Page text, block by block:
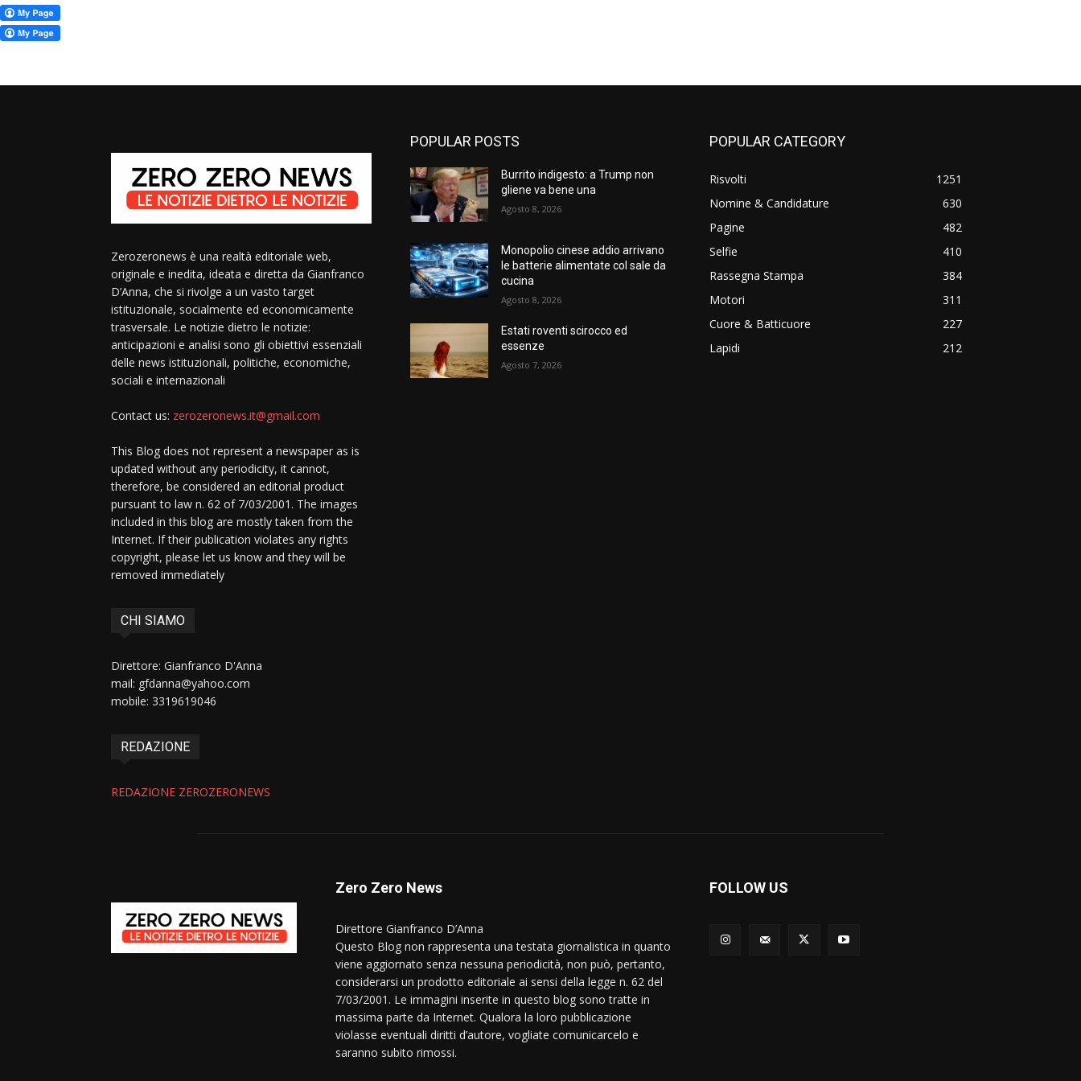
Zerozeronews è una realtà editoriale web,
originale e inedita, ideata e diretta da Gianfranco
D’Anna, che si rivolge a un vasto target
istituzionale, socialmente ed economicamente
trasversale. Le notizie dietro le notizie:
anticipazioni e analisi sono gli obiettivi essenziali
delle news istituzionali, politiche, economiche,
sociali e internazionali
Contact us: zerozeronews.it@gmail.com
This Blog does not represent a newspaper as is
updated without any periodicity, it cannot,
therefore, be considered an editorial product
pursuant to law n. 62 of 7/03/2001. The images
included in this blog are mostly taken from the
Internet. If their publication violates any rights
copyright, please let us know and they will be
removed immediately
CHI SIAMO
Direttore: Gianfranco D'Anna
mail: gfdanna@yahoo.com
mobile: 3319619046
REDAZIONE
REDAZIONE ZEROZERONEWS
POPULAR POSTS
Burrito indigesto: a Trump non
gliene va bene una
Agosto 8, 2026
Monopolio cinese addio arrivano
le batterie alimentate col sale da
cucina
Agosto 8, 2026
Estati roventi scirocco ed
essenze
Agosto 7, 2026
POPULAR CATEGORY
Risvolti
1251
Nomine & Candidature
630
Pagine
482
Selfie
410
Rassegna Stampa
384
Motori
311
Cuore & Batticuore
227
Lapidi
212
Zero Zero News
Direttore Gianfranco D’Anna
Questo Blog non rappresenta una testata giornalistica in quanto
viene aggiornato senza nessuna periodicità, non può, pertanto,
considerarsi un prodotto editoriale ai sensi della legge n. 62 del
7/03/2001. Le immagini inserite in questo blog sono tratte in
massima parte da Internet. Qualora la loro pubblicazione
violasse eventuali diritti d’autore, vogliate comunicarcelo e
saranno subito rimossi.
FOLLOW US